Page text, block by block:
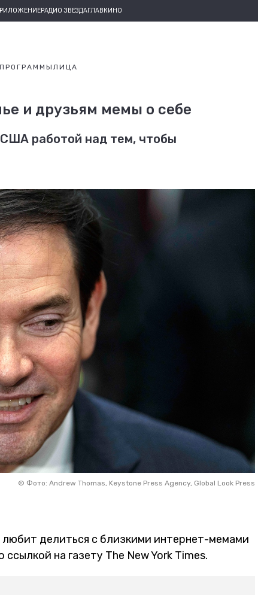
РАДИО ЗВЕЗДАГЛАВКИНО
ПРОГРАММЫ ЛИЦА
и друзьям мемы о себе
США работой над тем, чтобы
© Фото: Andrew Thomas, Keystone Press Agency, Global Look Press
делиться с близкими интернет-мемами
ссылкой на газету The New York Times.